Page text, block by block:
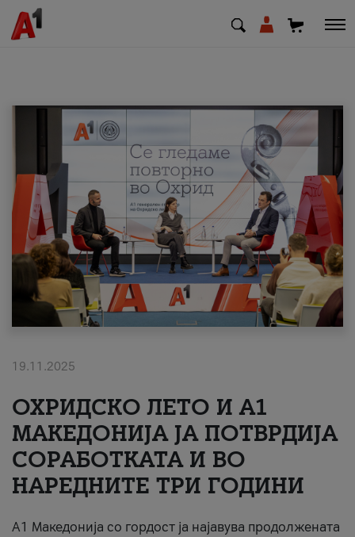
МК SQ
Приватни Деловни
Поддршка
Надополни кредит
#ПодобарОнлајн
19.11.2025
ОХРИДСКО ЛЕТО И A1
МАКЕДОНИЈА ЈА ПОТВРДИЈА
СОРАБОТКАТА И ВО
НАРЕДНИТЕ ТРИ ГОДИНИ
A1 Македонија со гордост ја најавува продолжената